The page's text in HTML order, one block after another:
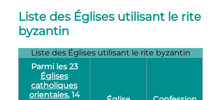
Liste des Églises utilisant le rite
byzantin
Liste des Églises utilisant le rite byzantin
Parmi les 23
Églises
catholiques
orientales, 14